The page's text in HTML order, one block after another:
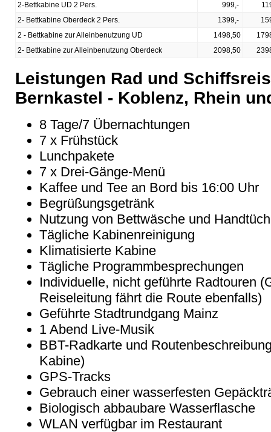
2-Bettkabine UD 2 Pers. 999,-
2- Bettkabine Oberdeck 2 Pers.
1399,-
2 - Bettkabine zur Alleinbenutzung UD
1498,50
2- Bettkabine zur Alleinbenutzung Oberdeck
2098,50
Leistungen Rad und
Bernkastel - Koblenz, Rhein
8 Tage/7 Übernachtungen
7 x Frühstück
Lunchpakete
7 x Drei-Gänge-Menü
Kaffee und Tee an Bord bis 16:00 Uhr
Begrüßungsgetränk
Nutzung von Bettwäsche und
Tägliche Kabinenreinigung
Klimatisierte Kabine
Tägliche Programmbesprechungen
Individuelle, nicht geführte Radtouren
Reiseleitung fährt die Route ebenfalls)
Geführte Stadtrundgang Mainz
1 Abend Live-Musik
BBT-Radkarte und
Kabine)
GPS-Tracks
Gebrauch einer wasserfesten
Biologisch abbaubare Wasserflasche
WLAN verfügbar im Restaurant